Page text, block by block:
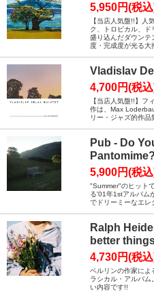
5,950円(税
【当店人気盤!!】人
ク、トロピカル、ド
盛り込んだダウンテ
度・完成度が光る大
Vladislav
4,700円(税
【当店人気盤!!】フ
作は、Max
リー・ジャズ的作品
Pub - Do
Pantomime?
5,900円(税
"Summer"のヒット
る'01年1stアルバム
でドリーミーなエレ
Ralph
better
4,730円(税
ベルリンの作家によ
ラシカル・アルバム
い内容です!!